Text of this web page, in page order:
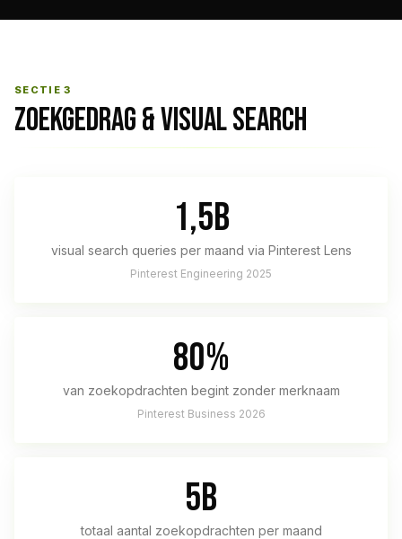
SECTIE 3
ZOEKGEDRAG & VISUAL SEARCH
1,5B
visual search queries per maand via Pinterest Lens
Pinterest Engineering 2025
80%
van zoekopdrachten begint zonder merknaam
Pinterest Business 2026
5B
totaal aantal zoekopdrachten per maand